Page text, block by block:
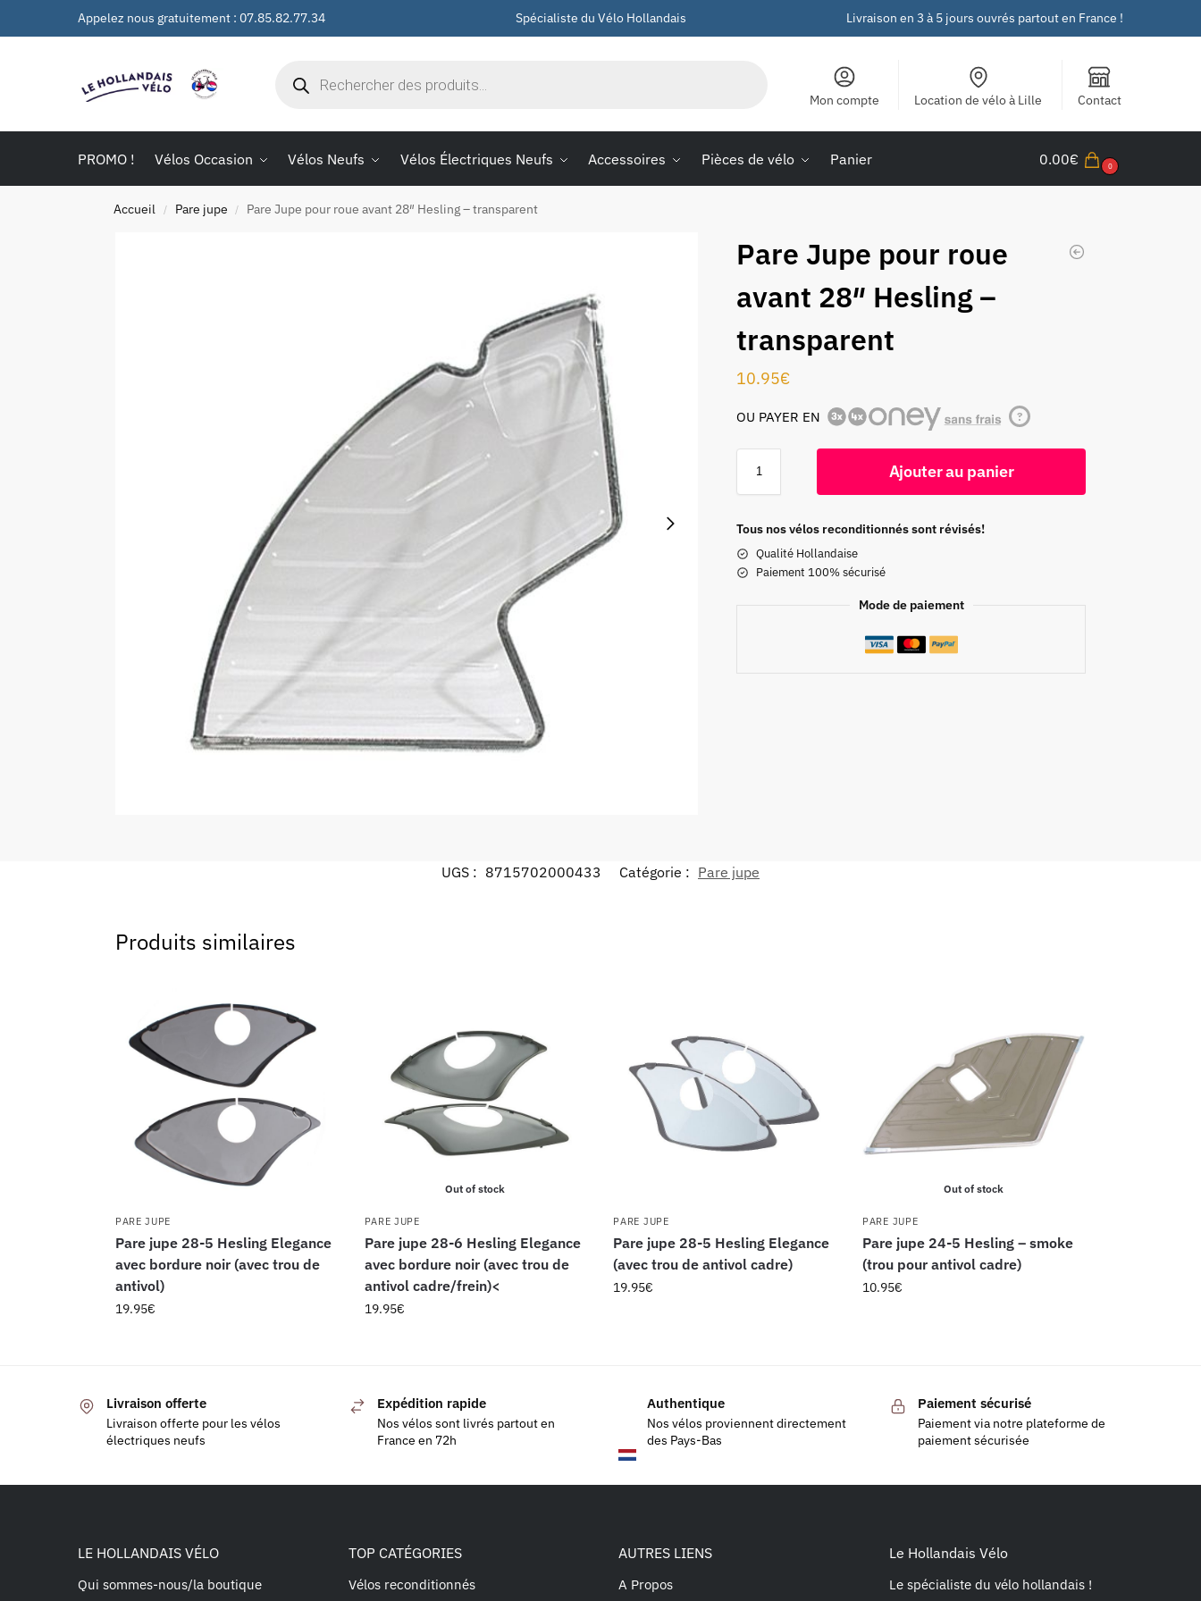
Appelez nous gratuitement : 07.85.82.77.34 Spécialiste du Vélo Hollandais Livraison en 3 à 5 jours ouvrés partout en France !
Mon compte Location de vélo à Lille Contact
PROMO ! Vélos Occasion Vélos Neufs Vélos Électriques Neufs Accessoires Pièces de vélo Panier 0.00€ 0
Accueil / Pare jupe / Pare Jupe pour roue avant 28″ Hesling – transparent
Pare Jupe pour roue
avant 28″ Hesling –
transparent
10.95€
OU PAYER EN ?
Ajouter au panier
Tous nos vélos reconditionnés sont révisés!
Qualité Hollandaise
Paiement 100% sécurisé
Mode de paiement
UGS : 8715702000433 Catégorie : Pare jupe
Produits similaires
PARE JUPE
Pare jupe 28-5 Hesling Elegance
avec bordure noir (avec trou de
antivol)
19.95€
Out of stock
PARE JUPE
Pare jupe 28-6 Hesling Elegance
avec bordure noir (avec trou de
antivol cadre/frein)<
19.95€
PARE JUPE
Pare jupe 28-5 Hesling Elegance
(avec trou de antivol cadre)
19.95€
Out of stock
PARE JUPE
Pare jupe 24-5 Hesling – smoke
(trou pour antivol cadre)
10.95€
Livraison offerte
Livraison offerte pour les vélos
électriques neufs
Expédition rapide
Nos vélos sont livrés partout en
France en 72h
Authentique
Nos vélos proviennent directement
des Pays-Bas
Paiement sécurisé
Paiement via notre plateforme de
paiement sécurisée
LE HOLLANDAIS VÉLO
Qui sommes-nous/la boutique
TOP CATÉGORIES
Vélos reconditionnés
AUTRES LIENS
A Propos
Le Hollandais Vélo
Le spécialiste du vélo hollandais !